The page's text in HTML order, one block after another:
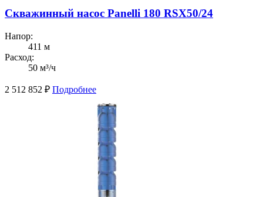
Скважинный насос Panelli 180 RSX50/24
Напор:
411 м
Расход:
50 м³/ч
2 512 852 ₽ Подробнее